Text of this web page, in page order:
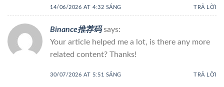
14/06/2026 AT 4:32 SÁNG TRẢ LỜI
Binance推荐码 says:
Your article helped me a lot, is there any more
related content? Thanks!
30/07/2026 AT 5:51 SÁNG TRẢ LỜI